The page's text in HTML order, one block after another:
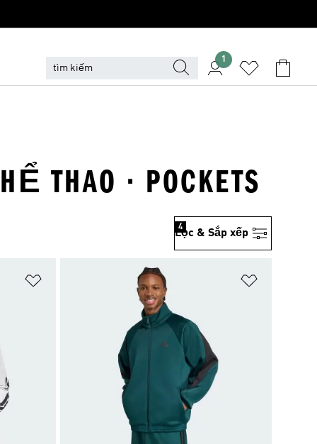
1
THAO · POCKETS
Lọc & Sắp xếp
4